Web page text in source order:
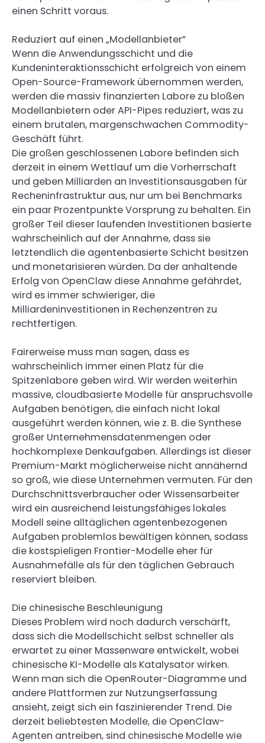
einen Schritt voraus.
Reduziert auf einen „Modellanbieter”
Wenn die Anwendungsschicht und die
Kundeninteraktionsschicht erfolgreich von einem
Open-Source-Framework übernommen werden,
werden die massiv finanzierten Labore zu bloßen
Modellanbietern oder API-Pipes reduziert, was zu
einem brutalen, margenschwachen Commodity-
Geschäft führt.
Die großen geschlossenen Labore befinden sich
derzeit in einem Wettlauf um die Vorherrschaft
und geben Milliarden an Investitionsausgaben für
Recheninfrastruktur aus, nur um bei Benchmarks
ein paar Prozentpunkte Vorsprung zu behalten. Ein
großer Teil dieser laufenden Investitionen basierte
wahrscheinlich auf der Annahme, dass sie
letztendlich die agentenbasierte Schicht besitzen
und monetarisieren würden. Da der anhaltende
Erfolg von OpenClaw diese Annahme gefährdet,
wird es immer schwieriger, die
Milliardeninvestitionen in Rechenzentren zu
rechtfertigen.
Fairerweise muss man sagen, dass es
wahrscheinlich immer einen Platz für die
Spitzenlabore geben wird. Wir werden weiterhin
massive, cloudbasierte Modelle für anspruchsvolle
Aufgaben benötigen, die einfach nicht lokal
ausgeführt werden können, wie z. B. die Synthese
großer Unternehmensdatenmengen oder
hochkomplexe Denkaufgaben. Allerdings ist dieser
Premium-Markt möglicherweise nicht annähernd
so groß, wie diese Unternehmen vermuten. Für den
Durchschnittsverbraucher oder Wissensarbeiter
wird ein ausreichend leistungsfähiges lokales
Modell seine alltäglichen agentenbezogenen
Aufgaben problemlos bewältigen können, sodass
die kostspieligen Frontier-Modelle eher für
Ausnahmefälle als für den täglichen Gebrauch
reserviert bleiben.
Die chinesische Beschleunigung
Dieses Problem wird noch dadurch verschärft,
dass sich die Modellschicht selbst schneller als
erwartet zu einer Massenware entwickelt, wobei
chinesische KI-Modelle als Katalysator wirken.
Wenn man sich die OpenRouter-Diagramme und
andere Plattformen zur Nutzungserfassung
ansieht, zeigt sich ein faszinierender Trend. Die
derzeit beliebtesten Modelle, die OpenClaw-
Agenten antreiben, sind chinesische Modelle wie